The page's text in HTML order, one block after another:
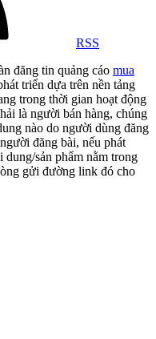
RSS
đăng tin quảng cáo mua
triển dựa trên nền tảng
trong thời gian hoạt động
là người bán hàng, chúng
nào do người dùng đăng
đăng bài, nếu phát
sản phẩm nằm trong
gửi đường link đó cho